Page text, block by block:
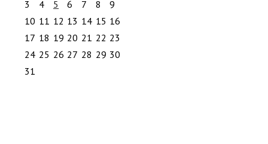
3
4 5 6 7 8
9
10 11 12 13 14 15 16
17 18 19 20 21 22 23
24 25 26 27 28 29 30
31